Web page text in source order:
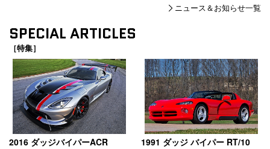
ニュース＆お知らせ一覧
SPECIAL ARTICLES
［特集］
2016 ダッジバイパーACR 1991 ダッジ バイパー RT/10